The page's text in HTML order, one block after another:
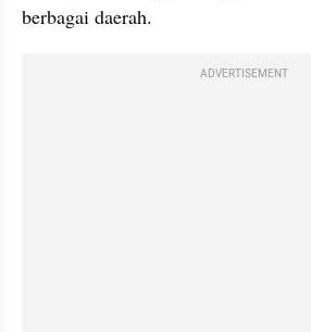
berbagai daerah.
ADVERTISEMENT